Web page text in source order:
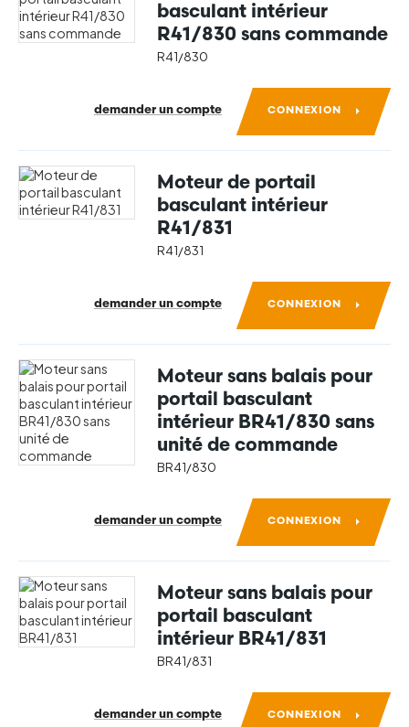
basculant intérieur
R41/830 sans commande
R41/830
demander un compte CONNEXION
Moteur de portail
basculant intérieur
R41/831
R41/831
demander un compte CONNEXION
Moteur sans balais pour
portail basculant
intérieur BR41/830 sans
unité de commande
BR41/830
demander un compte CONNEXION
Moteur sans balais pour
portail basculant
intérieur BR41/831
BR41/831
demander un compte CONNEXION